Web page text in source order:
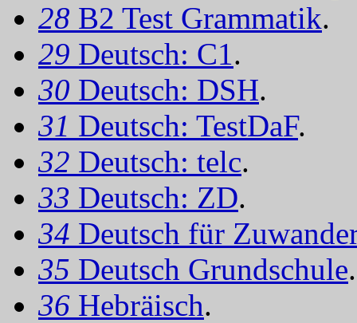
28 B2 Test Grammatik.
29 Deutsch: C1.
30 Deutsch: DSH.
31 Deutsch: TestDaF.
32 Deutsch: telc.
33 Deutsch: ZD.
34 Deutsch für
35 Deutsch Grundschule.
36 Hebräisch.